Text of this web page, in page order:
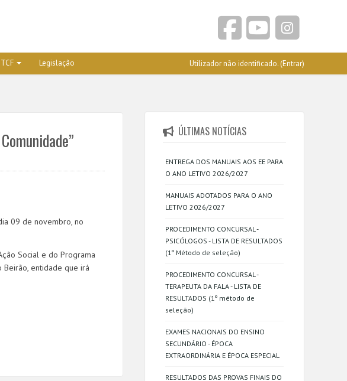
Legislação Utilizador não identificado. (Entrar)
09 de novembro, no
Social e do Programa
Beirão, entidade que irá
ÚLTIMAS NOTÍCIAS
ENTREGA DOS MANUAIS AOS EE PARA
O ANO LETIVO 2026/2027
MANUAIS ADOTADOS PARA O ANO
LETIVO 2026/2027
PROCEDIMENTO CONCURSAL -
PSICÓLOGOS - LISTA DE RESULTADOS
(1º Método de seleção)
PROCEDIMENTO CONCURSAL -
TERAPEUTA DA FALA - LISTA DE
RESULTADOS (1º método de
seleção)
EXAMES NACIONAIS DO ENSINO
SECUNDÁRIO - ÉPOCA
EXTRAORDINÁRIA E ÉPOCA ESPECIAL
RESULTADOS DAS PROVAS FINAIS DO